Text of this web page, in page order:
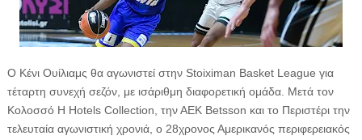
Ο Κένι Ουίλιαμς θα αγωνιστεί στην Stoiximan Basket League για
τέταρτη συνεχή σεζόν, με ισάριθμη διαφορετική ομάδα. Μετά τον
Κολοσσό H Hotels Collection, την ΑΕΚ Betsson και το Περιστέρι την
τελευταία αγωνιστική χρονιά, ο 28χρονος Αμερικανός περιφερειακός